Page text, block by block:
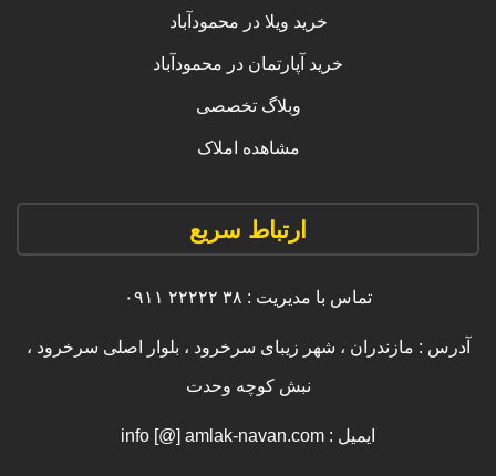
خرید ویلا در محمودآباد
خرید آپارتمان در محمودآباد
وبلاگ تخصصی
مشاهده املاک
ارتباط سریع
تماس با مدیریت : ۳۸ ۲۲۲۲۲ ۰۹۱۱
آدرس : مازندران ، شهر زیبای سرخرود ، بلوار اصلی سرخرود ،
نبش کوچه وحدت
ایمیل : info [@] amlak-navan.com